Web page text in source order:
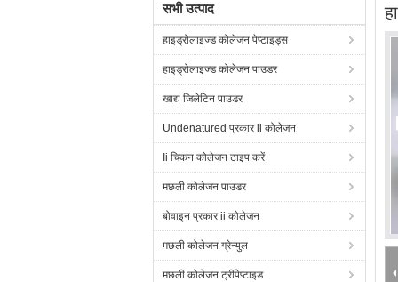
सभी उत्पाद
हाइड्रोलाइज्ड कोलेजन पेप्टाइड्स
हाइड्रोलाइज्ड कोलेजन पाउडर
खाद्य जिलेटिन पाउडर
Undenatured प्रकार ii कोलेजन
Ii चिकन कोलेजन टाइप करें
मछली कोलेजन पाउडर
बोवाइन प्रकार ii कोलेजन
मछली कोलेजन ग्रेन्युल
मछली कोलेजन ट्रीपेप्टाइड